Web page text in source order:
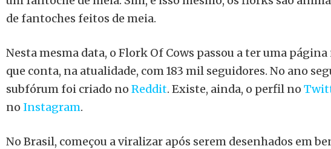
de fantoches feitos de meia.
Nesta mesma data, o Flork Of Cows passou a ter uma página
que conta, na atualidade, com 183 mil seguidores. No ano
subfórum foi criado noReddit. Existe, ainda, o perfil no
no Instagram.
No Brasil, começou a viralizar após serem desenhados em